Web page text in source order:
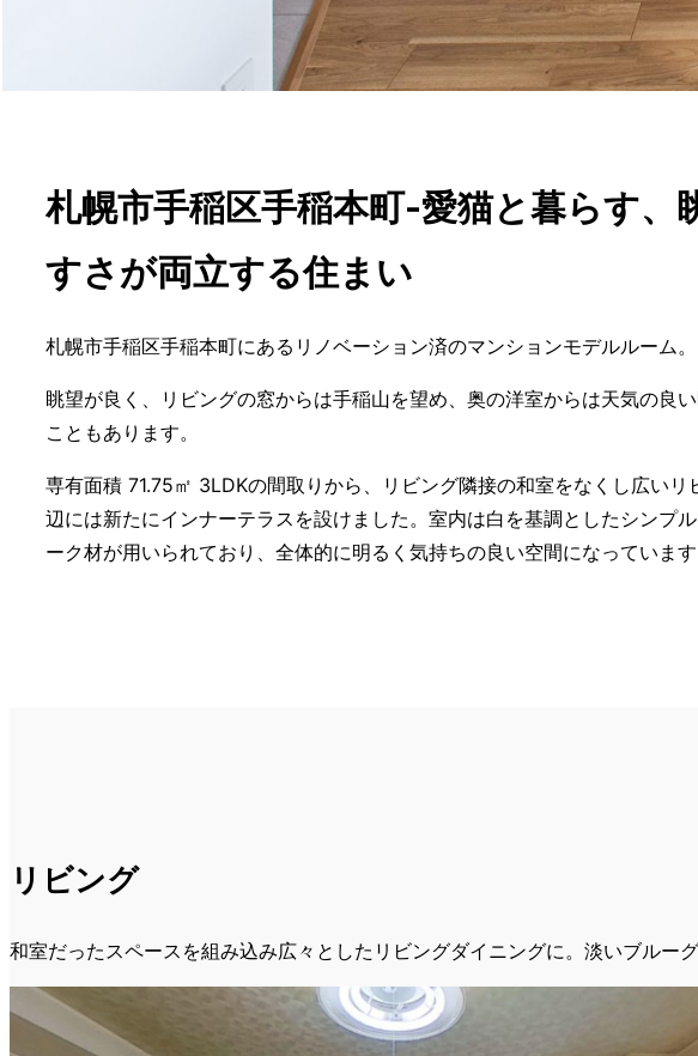
札幌市手稲区手稲本町-愛猫と暮らす、
すさが両立する住まい
札幌市手稲区手稲本町にあるリノベーション済のマンションモデルルーム。
眺望が良く、リビングの窓からは手稲山を望め、奥の洋室からは天気の良
こともあります。
専有面積 71.75㎡ 3LDKの間取りから、リビング隣接の和室をなくし広いリ
辺には新たにインナーテラスを設けました。室内は白を基調としたシンプ
ーク材が用いられており、全体的に明るく気持ちの良い空間になっています
リビング
和室だったスペースを組み込み広々としたリビングダイニングに。淡いブルー